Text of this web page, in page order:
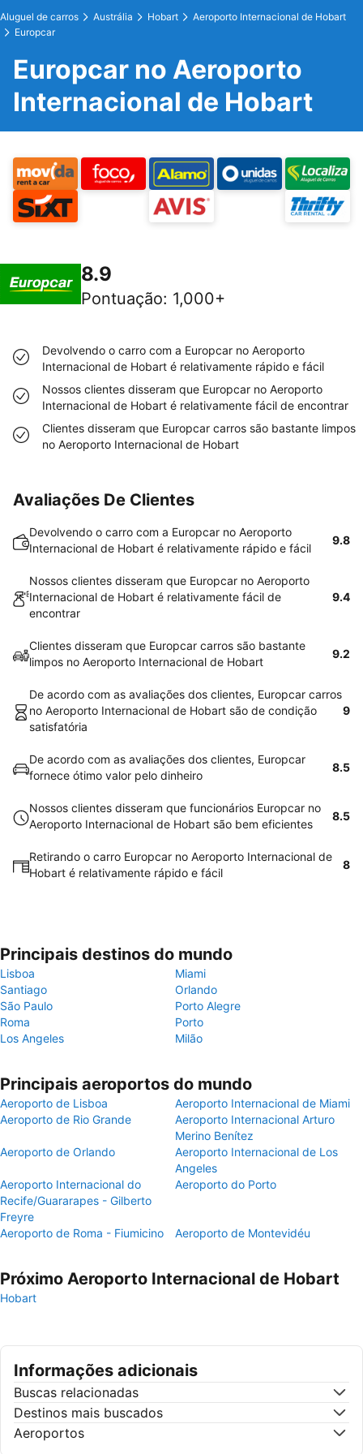
Aluguel de carros Austrália Hobart
Aeroporto Internacional de Hobart
Europcar
Europcar no Aeroporto
Internacional de Hobart
8.9
Pontuação: 1,000+
Devolvendo o carro com a Europcar no Aeroporto
Internacional de Hobart é relativamente rápido e fácil
Nossos clientes disseram que Europcar no Aeroporto
Internacional de Hobart é relativamente fácil de encontrar
Clientes disseram que Europcar carros são bastante limpos
no Aeroporto Internacional de Hobart
Avaliações De Clientes
Devolvendo o carro com a Europcar no Aeroporto
Internacional de Hobart é relativamente rápido e fácil
9.8
Nossos clientes disseram que Europcar no Aeroporto
Internacional de Hobart é relativamente fácil de
encontrar
9.4
Clientes disseram que Europcar carros são bastante
limpos no Aeroporto Internacional de Hobart
9.2
De acordo com as avaliações dos clientes, Europcar carros
no Aeroporto Internacional de Hobart são de condição
satisfatória
9
De acordo com as avaliações dos clientes, Europcar
fornece ótimo valor pelo dinheiro
8.5
Nossos clientes disseram que funcionários Europcar no
Aeroporto Internacional de Hobart são bem eficientes
8.5
Retirando o carro Europcar no Aeroporto Internacional de
Hobart é relativamente rápido e fácil
8
Principais destinos do mundo
Lisboa
Miami
Santiago
Orlando
São Paulo
Porto Alegre
Roma
Porto
Los Angeles
Milão
Principais aeroportos do mundo
Aeroporto de Lisboa
Aeroporto Internacional de Miami
Aeroporto de Rio Grande
Aeroporto Internacional Arturo
Merino Benítez
Aeroporto de Orlando
Aeroporto Internacional de Los
Angeles
Aeroporto Internacional do
Recife/Guararapes - Gilberto
Freyre
Aeroporto do Porto
Aeroporto de Roma - Fiumicino Aeroporto de Montevidéu
Próximo Aeroporto Internacional de Hobart
Hobart
Informações adicionais
Buscas relacionadas
Destinos mais buscados
Aeroportos